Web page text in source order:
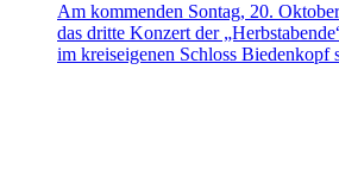
Am kommenden Sontag, 20.
das dritte Konzert der
im kreiseigenen Schloss Biedenkopf